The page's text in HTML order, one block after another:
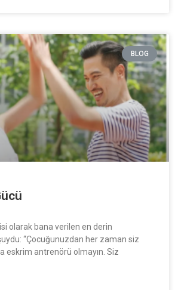
BLOG
olarak bana verilen en derin
“Çocuğunuzdan her zaman siz
eskrim antrenörü olmayın. Siz